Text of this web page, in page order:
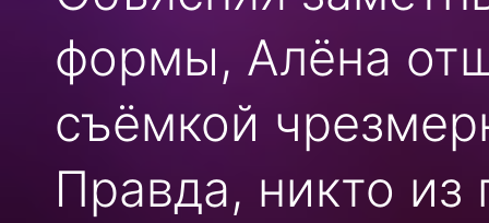
формы, Алёна
съёмкой
Правда, никто